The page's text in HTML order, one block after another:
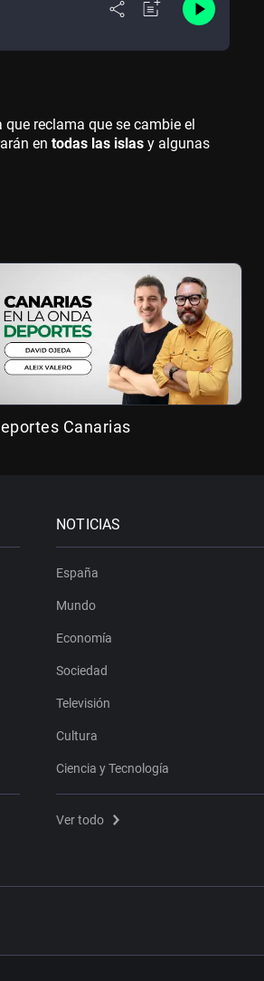
reclama que se cambie el
en todas las islas y algunas
Canarias
NOTICIAS
España
Mundo
Economía
Sociedad
Televisión
Cultura
Ciencia y Tecnología
Ver todo